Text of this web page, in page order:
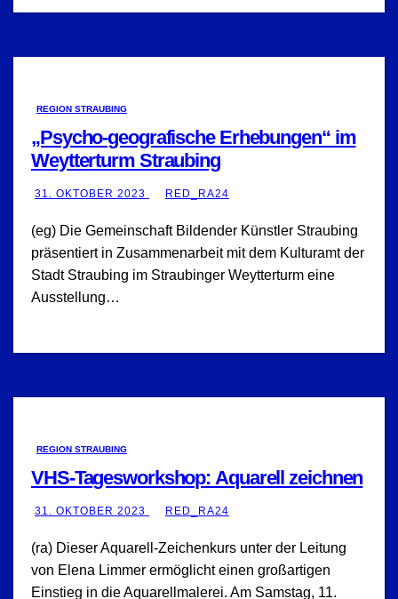
REGION STRAUBING
„Psycho-geografische Erhebungen“ im
Weytterturm Straubing
31. OKTOBER 2023 RED_RA24
(eg) Die Gemeinschaft Bildender Künstler Straubing
präsentiert in Zusammenarbeit mit dem Kulturamt der
Stadt Straubing im Straubinger Weytterturm eine
Ausstellung…
REGION STRAUBING
VHS-Tagesworkshop: Aquarell zeichnen
31. OKTOBER 2023 RED_RA24
(ra) Dieser Aquarell-Zeichenkurs unter der Leitung
von Elena Limmer ermöglicht einen großartigen
Einstieg in die Aquarellmalerei. Am Samstag, 11.